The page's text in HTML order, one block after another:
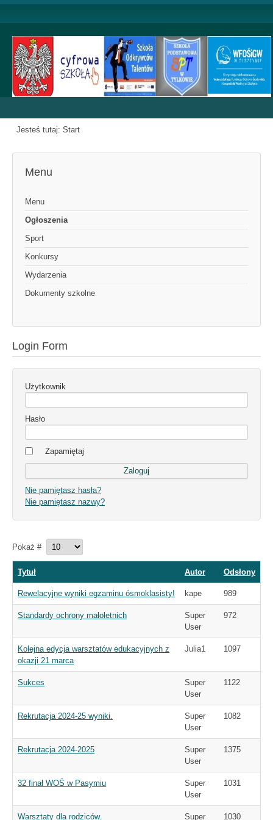
Jesteś tutaj: Start
Menu
Menu
Ogłoszenia
Sport
Konkursy
Wydarzenia
Dokumenty szkolne
Login Form
Użytkownik
Hasło
Zapamiętaj
Nie pamiętasz hasła?
Nie pamiętasz nazwy?
Pokaż #
Tytuł Autor Odsłony
Rewelacyjne wyniki egzaminu ósmoklasisty! kape 989
Standardy ochrony małoletnich
Super
User
972
Kolejna edycja warsztatów edukacyjnych z
okazji 21 marca
Julia1 1097
Sukces
Super
User
1122
Rekrutacja 2024-25 wyniki.
Super
User
1082
Rekrutacja 2024-2025
Super
User
1375
32 finał WOŚ w Pasymiu
Super
User
1031
Warsztaty dla rodziców. Super 1030